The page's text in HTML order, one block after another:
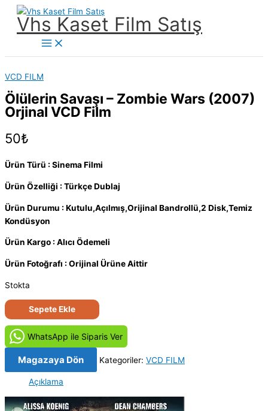
İçeriğe
Vhs Kaset Film Satış
Main
Menu
VCD FILM
Ölülerin Savaşı – Zombie Wars (2007)
Orjinal VCD Film
50₺
Ürün Türü : Sinema Filmi
Ürün Özelliği : Türkçe Dublaj
Ürün Durumu : Kutulu,Açılmış,Orijinal Bandrollü,2 Disk,Temiz
Kondüsyon
Ürün Kargo : Alıcı Ödemeli
Ürün Fotoğrafı : Orijinal Ürüne Aittir
Stokta
Ölülerin
Savaşı
Zombie
Wars
(2007)
VCD
Sepete Ekle
WhatsApp ile Siparis Ver
Magazaya Dön Kategoriler: VCD FILM
Açıklama